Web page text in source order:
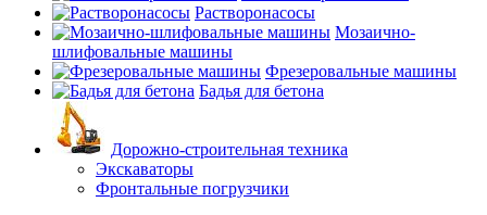
Растворонасосы
Мозаично-
шлифовальные машины
Фрезеровальные машины
Бадья для бетона
Дорожно-строительная техника
Экскаваторы
Фронтальные погрузчики